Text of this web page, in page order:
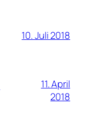
10. Juli 2018
11. April
2018